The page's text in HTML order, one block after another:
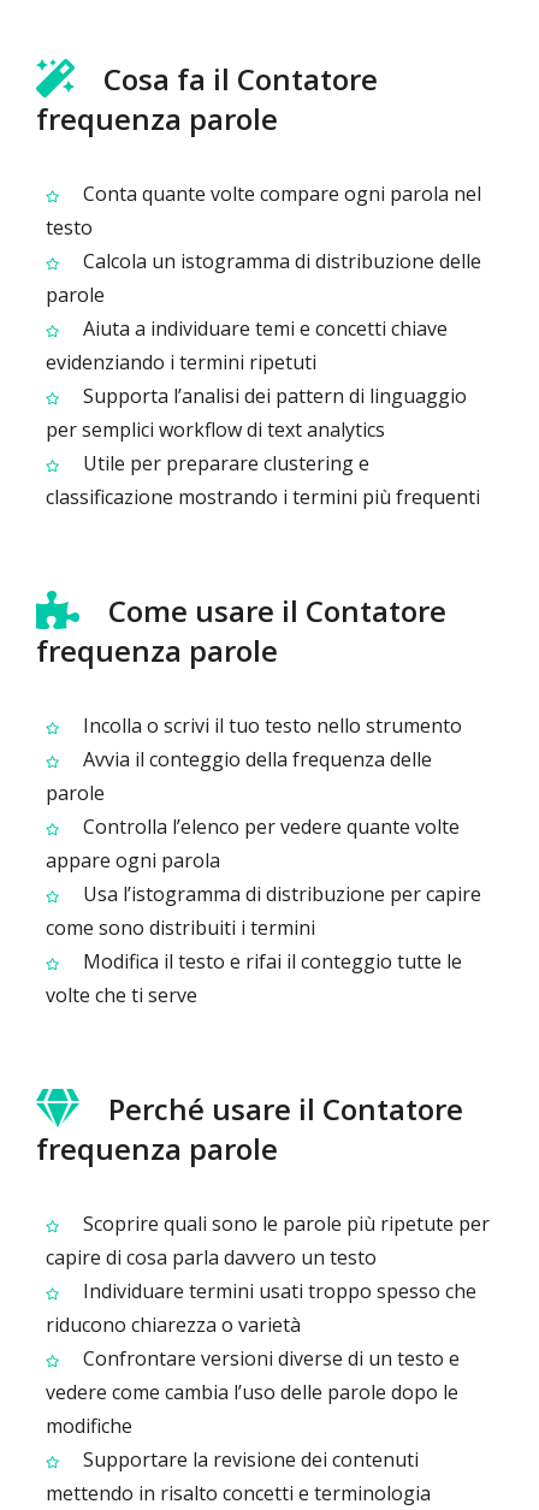
Cosa fa il Contatore
frequenza parole
Conta quante volte compare ogni parola nel
testo
Calcola un istogramma di distribuzione delle
parole
Aiuta a individuare temi e concetti chiave
evidenziando i termini ripetuti
Supporta l’analisi dei pattern di linguaggio
per semplici workflow di text analytics
Utile per preparare clustering e
classificazione mostrando i termini più frequenti
Come usare il Contatore
frequenza parole
Incolla o scrivi il tuo testo nello strumento
Avvia il conteggio della frequenza delle
parole
Controlla l’elenco per vedere quante volte
appare ogni parola
Usa l’istogramma di distribuzione per capire
come sono distribuiti i termini
Modifica il testo e rifai il conteggio tutte le
volte che ti serve
Perché usare il Contatore
frequenza parole
Scoprire quali sono le parole più ripetute per
capire di cosa parla davvero un testo
Individuare termini usati troppo spesso che
riducono chiarezza o varietà
Confrontare versioni diverse di un testo e
vedere come cambia l’uso delle parole dopo le
modifiche
Supportare la revisione dei contenuti
mettendo in risalto concetti e terminologia